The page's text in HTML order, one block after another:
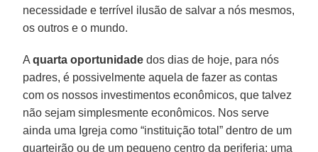
necessidade e terrível ilusão de salvar a nós mesmos,
os outros e o mundo.
Aquarta oportunidade dos dias de hoje, para nós
padres, é possivelmente aquela de fazer as contas
com os nossos investimentos econômicos, que talvez
não sejam simplesmente econômicos. Nos serve
ainda uma Igreja como “instituição total” dentro de um
quarteirão ou de um pequeno centro da periferia; uma